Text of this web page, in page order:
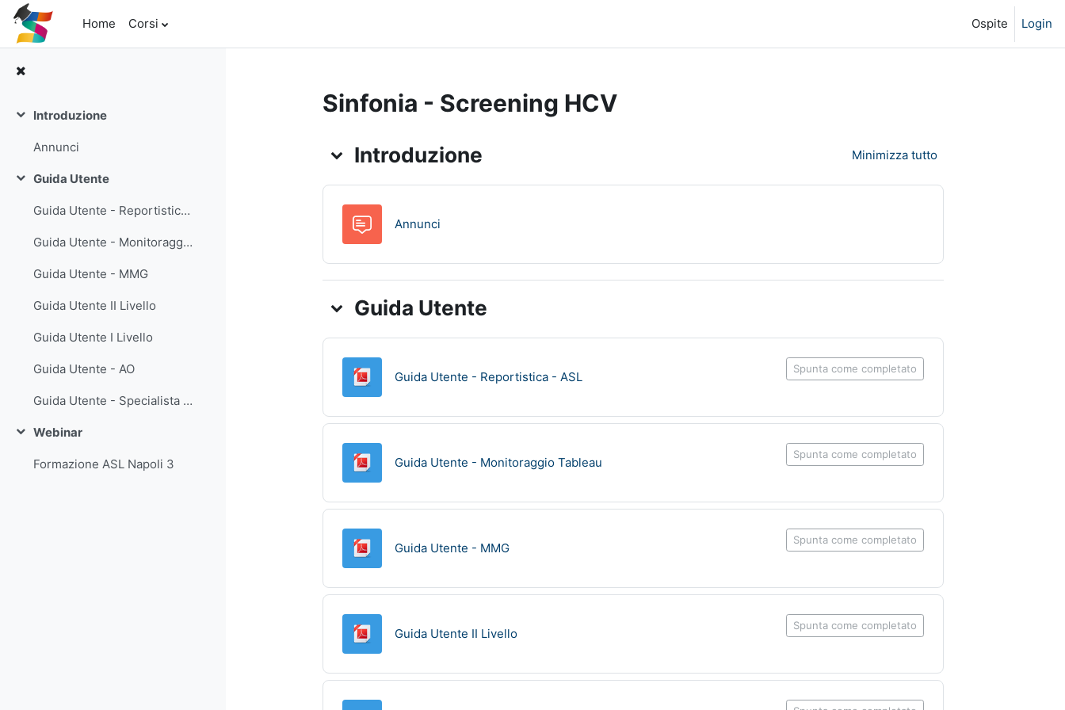
Vai al contenuto principale
Home
Corsi Ospite Login
Minimizza
Introduzione
Annunci
Minimizza
Guida Utente
Guida Utente - Reportistica - ASL
Guida Utente - Monitoraggio Tableau
Guida Utente - MMG
Guida Utente II Livello
Guida Utente I Livello
Guida Utente - AO
Guida Utente - Specialista AO
Minimizza
Webinar
Formazione ASL Napoli 3
Sinfonia - Screening HCV
Indice degli argomenti
Introduzione Minimizza tutto
AnnunciForum
Guida Utente
Guida Utente - Reportistica - ASLFile Spunta come completato
Guida Utente - Monitoraggio TableauFile Spunta come completato
Guida Utente - MMGFile Spunta come completato
Guida Utente II LivelloFile Spunta come completato